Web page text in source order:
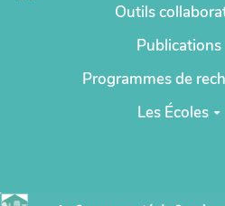
Outils
Publications
Programmes de
Les Écoles